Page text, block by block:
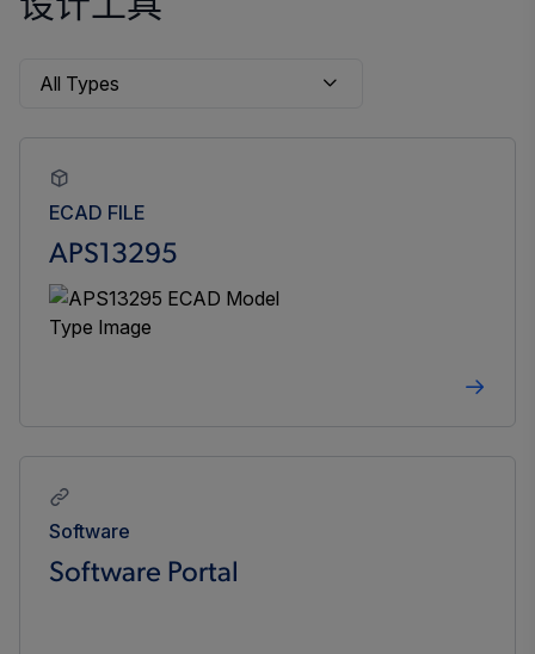
设计工具
ECAD FILE
APS13295
Software
Software Portal